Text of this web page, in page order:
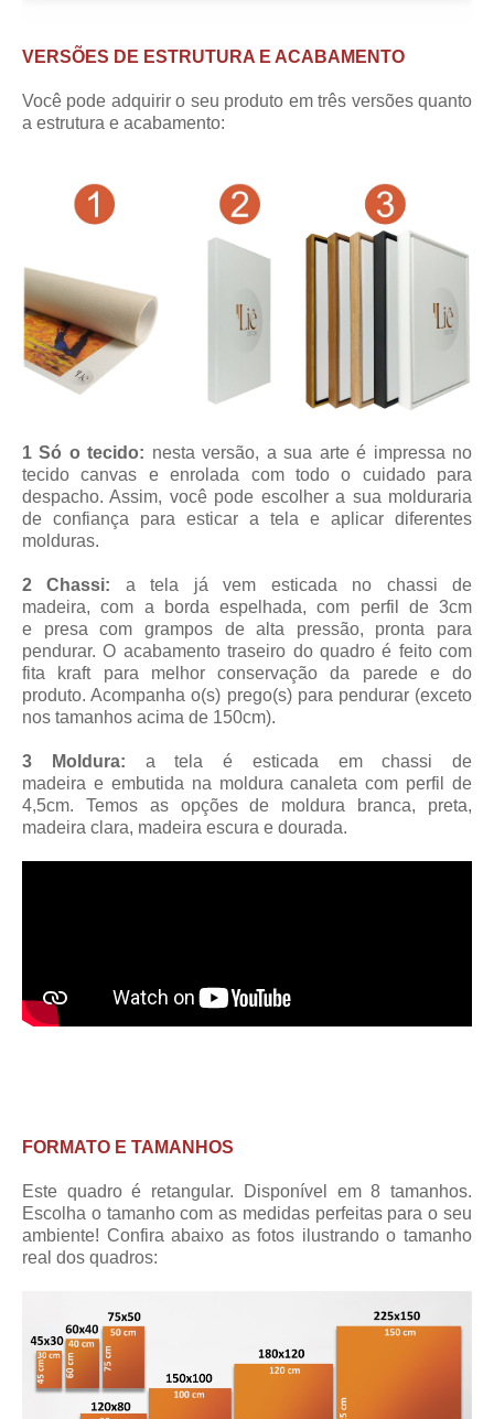
VERSÕES DE ESTRUTURA E ACABAMENTO
Você pode adquirir o seu produto em três versões quanto
a estrutura e acabamento:
1 Só o tecido: nesta versão, a sua arte é impressa no
tecido canvas e enrolada com todo o cuidado para
despacho. Assim, você pode escolher a sua molduraria
de confiança para esticar a tela e aplicar diferentes
molduras.
2 Chassi: a tela já vem esticada no chassi de
madeira, com a borda espelhada, com perfil de 3cm
e presa com grampos de alta pressão, pronta para
pendurar. O acabamento traseiro do quadro é feito com
fita kraft para melhor conservação da parede e do
produto. Acompanha o(s) prego(s) para pendurar (exceto
nos tamanhos acima de 150cm).
3 Moldura:
a tela é esticada em chassi de
madeira e embutida na moldura canaletacom perfil de
4,5cm. Temos as opções de moldura branca, preta,
madeira clara, madeira escura e dourada.
FORMATO E TAMANHOS
Este quadro é retangular. Disponível em 8 tamanhos.
Escolha o tamanho com as medidas perfeitas para o seu
ambiente! Confira abaixo as fotos ilustrando o tamanho
real dos quadros: